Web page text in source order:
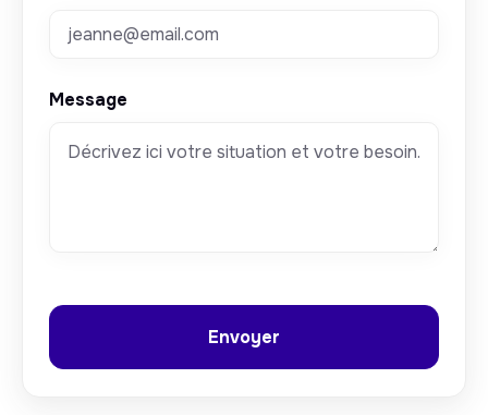
Message